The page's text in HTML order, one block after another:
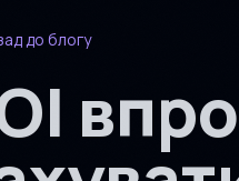
до блогу